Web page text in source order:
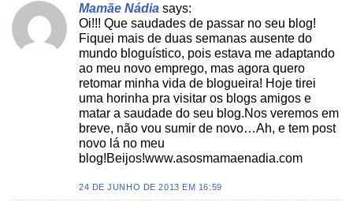
Mamãe Nádia says:
Oi!!! Que saudades de passar no seu blog!
Fiquei mais de duas semanas ausente do
mundo bloguístico, pois estava me adaptando
ao meu novo emprego, mas agora quero
retomar minha vida de blogueira! Hoje tirei
uma horinha pra visitar os blogs amigos e
matar a saudade do seu blog.Nos veremos em
breve, não vou sumir de novo…Ah, e tem post
novo lá no meu
blog!Beijos!www.asosmamaenadia.com
24 DE JUNHO DE 2013 EM 16:59